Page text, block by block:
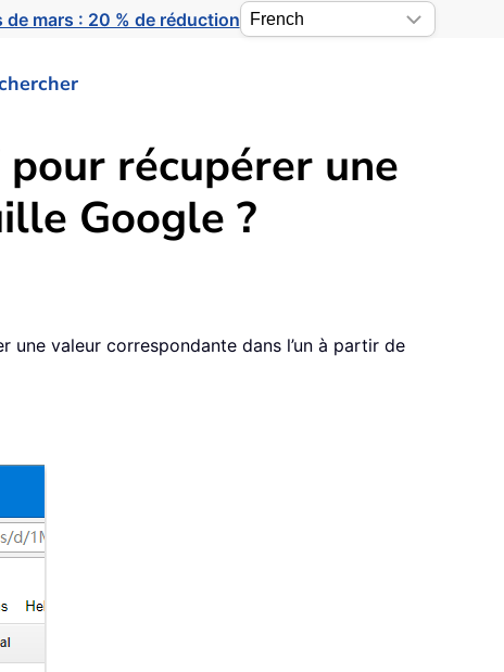
de mars : 20 % de réduction
récupérer une
Google ?
une valeur correspondante dans l’un à partir de